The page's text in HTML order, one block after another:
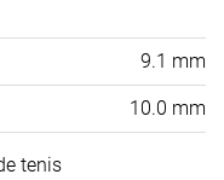
9.1 mm
10.0 mm
tenis